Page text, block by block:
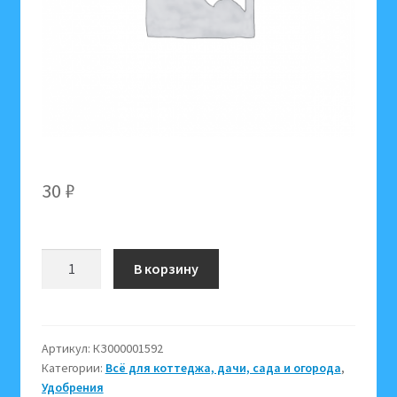
30 ₽
от
перерастания
рассады,
В корзину
Артикул: КЗ000001592
Категории: Всё для коттеджа, дачи, сада и огорода,
Удобрения